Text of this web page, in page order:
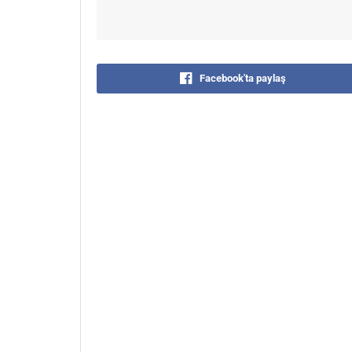
Facebook'ta paylaş